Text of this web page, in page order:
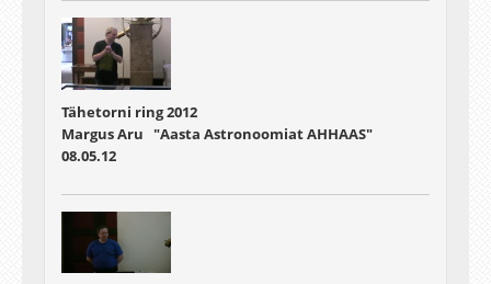
Tähetorni ring 2012
Margus Aru "Aasta Astronoomiat AHHAAS"
08.05.12